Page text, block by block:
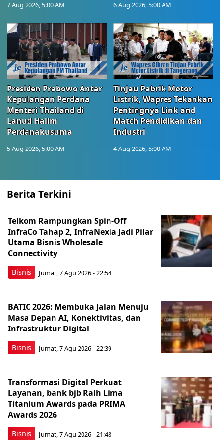
7 Aug 2026, 5:00 AM 6 Aug 2026, 5:00 AM
Presiden Prabowo Antar
Kepulangan Perdana
Menteri Thailand di
Lanud Halim
Perdanakusuma
5 Aug 2026, 5:00 AM
Tinjau Pabrik Motor
Listrik, Wapres Tekankan
Pentingnya Link and
Match Pendidikan dan
Industri
4 Aug 2026, 5:00 AM
Berita Terkini
Bisnis
Telkom Rampungkan Spin-Off
InfraCo Tahap 2, InfraNexia Jadi Pilar
Utama Bisnis Wholesale
Connectivity
Jumat, 7 Agu 2026 - 22:54
Bisnis
BATIC 2026: Membuka Jalan Menuju
Masa Depan AI, Konektivitas, dan
Infrastruktur Digital
Jumat, 7 Agu 2026 - 22:39
Bisnis
Transformasi Digital Perkuat
Layanan, bank bjb Raih Lima
Titanium Awards pada PRIMA
Awards 2026
Jumat, 7 Agu 2026 - 21:48